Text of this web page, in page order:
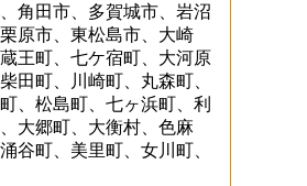
角田市、多賀城市、岩沼
原市、東松島市、大崎
王町、七ケ宿町、大河原
田町、川崎町、丸森町、
、松島町、七ヶ浜町、利
大郷町、大衡村、色麻
谷町、美里町、女川町、